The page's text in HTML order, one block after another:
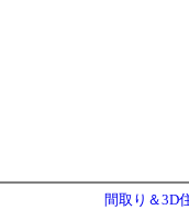
間取り＆3D